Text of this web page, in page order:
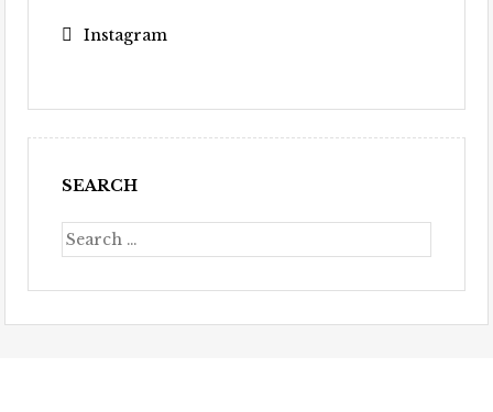
Instagram
SEARCH